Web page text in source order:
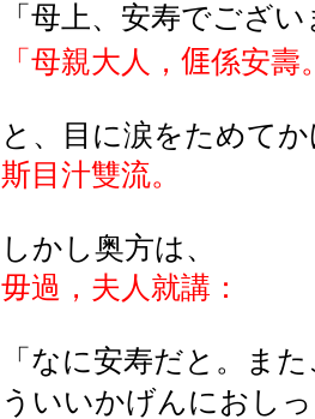
「母上、安寿でござ
「母親大人， 𠊎係安壽
と、目に涙をためて
斯目汁雙流。
しかし奥方は、
毋過，夫人就講：
「なに安寿だと。ま
ういいかげんにおし